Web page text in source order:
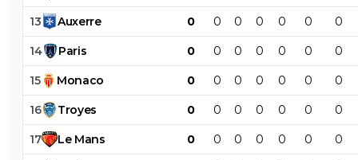
13 Auxerre 0 0 0 0 0 0 0
14 Paris 0 0 0 0 0 0 0
15 Monaco 0 0 0 0 0 0 0
16 Troyes 0 0 0 0 0 0 0
17 Le Mans 0 0 0 0 0 0 0